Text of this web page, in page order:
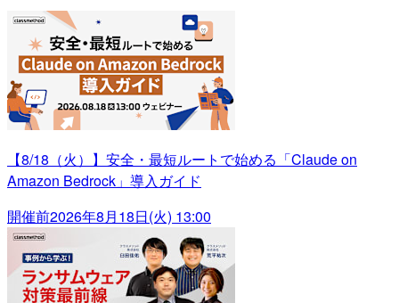
【8/18（火）】安全・最短ルートで始める「Claude on
Amazon Bedrock」導入ガイド
開催前2026年8月18日(火) 13:00